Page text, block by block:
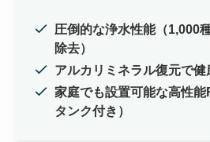
圧倒的な浄水性能（1,000
除去）
アルカリミネラル復元で
家庭でも設置可能な高性
タンク付き）